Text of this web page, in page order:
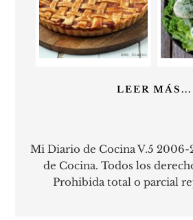
LEER MÁS...
Mi Diario de Cocina V.5
de Cocina. Todos los
Prohibida total o parcial